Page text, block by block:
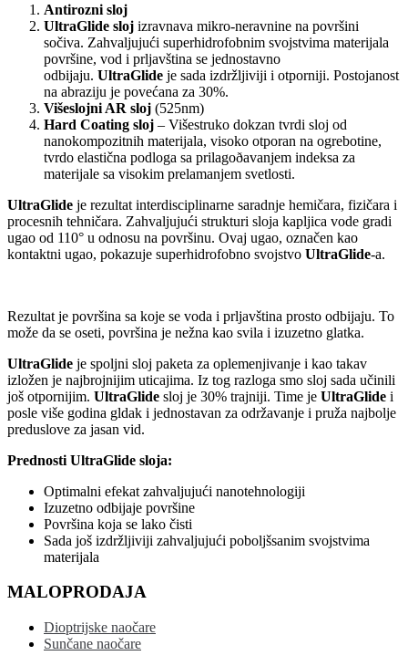
Antirozni sloj
UltraGlide sloj izravnava mikro-neravnine na površini
sočiva. Zahvaljujući superhidrofobnim svojstvima materijala
površine, vod i prljavština se jednostavno
odbijaju. UltraGlide je sada izdržljiviji i otporniji. Postojanost
na abraziju je povećana za 30%.
Višeslojni AR sloj (525nm)
Hard Coating sloj – Višestruko dokzan tvrdi sloj od
nanokompozitnih materijala, visoko otporan na ogrebotine,
tvrdo elastična podloga sa prilagoðavanjem indeksa za
materijale sa visokim prelamanjem svetlosti.
UltraGlide je rezultat interdisciplinarne saradnje hemičara, fizičara i
procesnih tehničara. Zahvaljujući strukturi sloja kapljica vode gradi
ugao od 110° u odnosu na površinu. Ovaj ugao, označen kao
kontaktni ugao, pokazuje superhidrofobno svojstvo UltraGlide-a.
Rezultat je površina sa koje se voda i prljavština prosto odbijaju. To
može da se oseti, površina je nežna kao svila i izuzetno glatka.
UltraGlide je spoljni sloj paketa za oplemenjivanje i kao takav
izložen je najbrojnijim uticajima. Iz tog razloga smo sloj sada učinili
još otpornijim. UltraGlide sloj je 30% trajniji. Time je UltraGlide i
posle više godina gldak i jednostavan za održavanje i pruža najbolje
preduslove za jasan vid.
Prednosti UltraGlide sloja:
Optimalni efekat zahvaljujući nanotehnologiji
Izuzetno odbijaje površine
Površina koja se lako čisti
Sada još izdržljiviji zahvaljujući poboljšsanim svojstvima
materijala
MALOPRODAJA
Dioptrijske naočare
Sunčane naočare